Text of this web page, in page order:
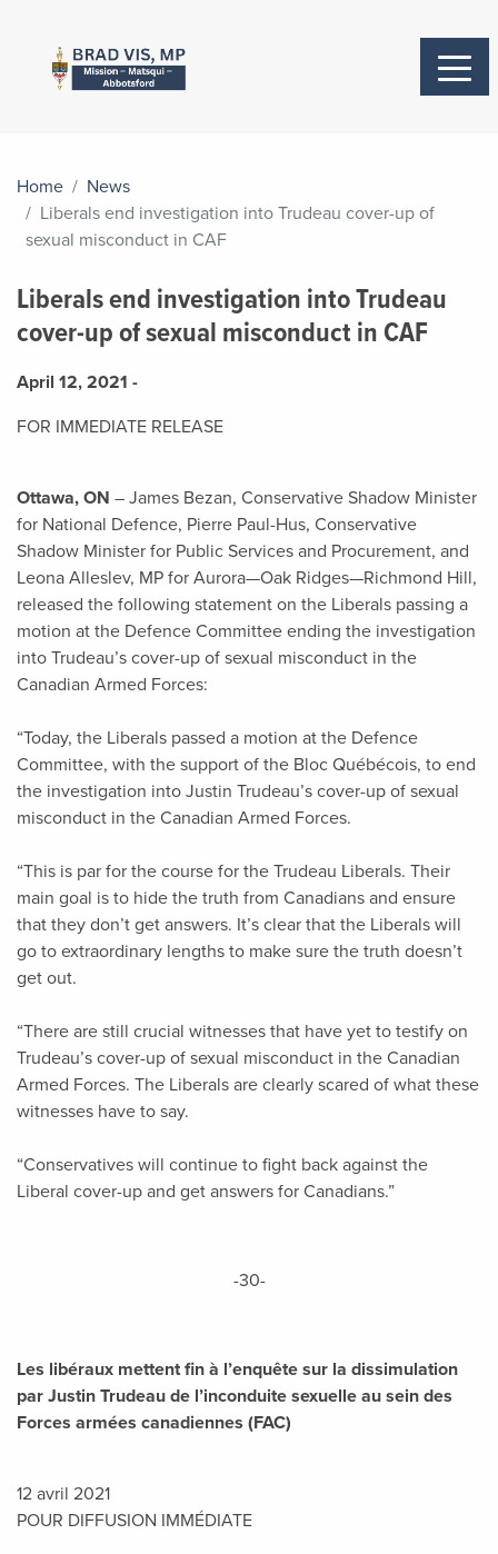
Home
News
Liberals end investigation into Trudeau cover-up of
sexual misconduct in CAF
Liberals end investigation into Trudeau
cover-up of sexual misconduct in CAF
April 12, 2021 -
FOR IMMEDIATE RELEASE
Ottawa, ON – James Bezan, Conservative Shadow Minister
for National Defence, Pierre Paul-Hus, Conservative
Shadow Minister for Public Services and Procurement, and
Leona Alleslev, MP for Aurora—Oak Ridges—Richmond Hill,
released the following statement on the Liberals passing a
motion at the Defence Committee ending the investigation
into Trudeau’s cover-up of sexual misconduct in the
Canadian Armed Forces:
“Today, the Liberals passed a motion at the Defence
Committee, with the support of the Bloc Québécois, to end
the investigation into Justin Trudeau’s cover-up of sexual
misconduct in the Canadian Armed Forces.
“This is par for the course for the Trudeau Liberals. Their
main goal is to hide the truth from Canadians and ensure
that they don’t get answers. It’s clear that the Liberals will
go to extraordinary lengths to make sure the truth doesn’t
get out.
“There are still crucial witnesses that have yet to testify on
Trudeau’s cover-up of sexual misconduct in the Canadian
Armed Forces. The Liberals are clearly scared of what these
witnesses have to say.
“Conservatives will continue to fight back against the
Liberal cover-up and get answers for Canadians.”
-30-
Les libéraux mettent fin à l’enquête sur la dissimulation
par Justin Trudeau de l’inconduite sexuelle au sein des
Forces armées canadiennes (FAC)
12 avril 2021
POUR DIFFUSION IMMÉDIATE